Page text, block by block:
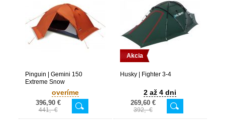
Pinguin | Gemini 150
Extreme Snow
overíme
396,90 €
441,- €
Akcia
Husky | Fighter 3-4
2 až 4 dni
269,60 €
392,- €